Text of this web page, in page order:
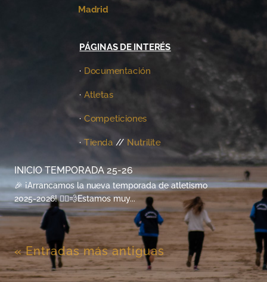
Madrid
PÁGINAS DE INTERÉS
· Documentación
· Atletas
· Competiciones
· Tienda // Nutrilite
INICIO TEMPORADA 25-26
🎉 ¡Arrancamos la nueva temporada de atletismo
2025-2026! 🏃‍♀️💨Estamos muy...
« Entradas más antiguas